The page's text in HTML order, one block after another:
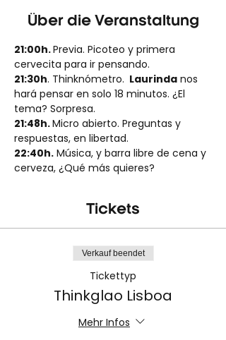
Über die Veranstaltung
21:00h. Previa. Picoteo y primera
cervecita para ir pensando.
21:30h. Thinknómetro. Laurinda nos
hará pensar en solo 18 minutos. ¿El
tema? Sorpresa.
21:48h. Micro abierto. Preguntas y
respuestas, en libertad.
22:40h. Música, y barra libre de cena y
cerveza, ¿Qué más quieres?
Tickets
Verkauf beendet
Tickettyp
Thinkglao Lisboa
Mehr Infos